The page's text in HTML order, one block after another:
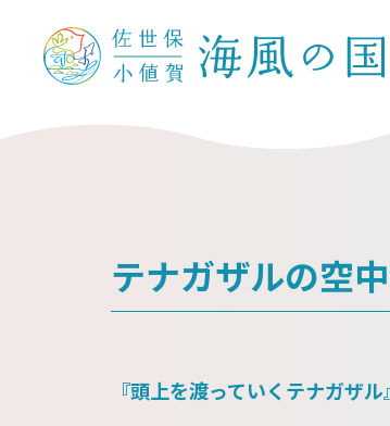
テナガザルの空
『頭上を渡っていくテナガザ